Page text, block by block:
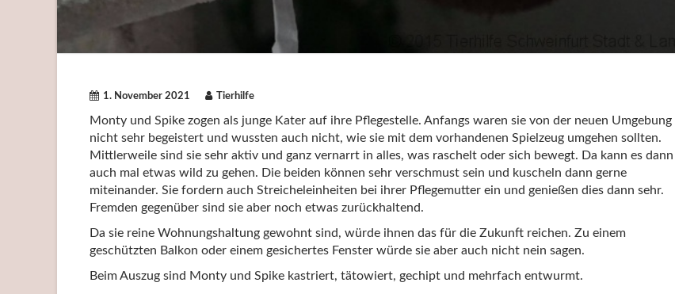
1. November 2021 Tierhilfe
Monty und Spike zogen als junge Kater auf ihre Pflegestelle. Anfangs waren sie von der neuen Umgebung
nicht sehr begeistert und wussten auch nicht, wie sie mit dem vorhandenen Spielzeug umgehen sollten.
Mittlerweile sind sie sehr aktiv und ganz vernarrt in alles, was raschelt oder sich bewegt. Da kann es dann
auch mal etwas wild zu gehen. Die beiden können sehr verschmust sein und kuscheln dann gerne
miteinander. Sie fordern auch Streicheleinheiten bei ihrer Pflegemutter ein und genießen dies dann sehr.
Fremden gegenüber sind sie aber noch etwas zurückhaltend.
Da sie reine Wohnungshaltung gewohnt sind, würde ihnen das für die Zukunft reichen. Zu einem
geschützten Balkon oder einem gesichertes Fenster würde sie aber auch nicht nein sagen.
Beim Auszug sind Monty und Spike kastriert, tätowiert, gechipt und mehrfach entwurmt.